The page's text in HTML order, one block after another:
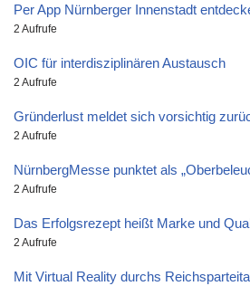
Per App Nürnberger Innenstadt
2 Aufrufe
OIC für interdisziplinären Austausch
2 Aufrufe
Gründerlust meldet sich vorsichtig
2 Aufrufe
NürnbergMesse punktet als
2 Aufrufe
Das Erfolgsrezept heißt Marke und
2 Aufrufe
Mit Virtual Reality durchs